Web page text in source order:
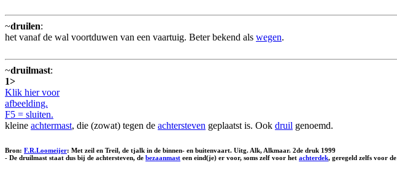
~druilen:
het vanaf de wal voortduwen van een vaartuig. Beter bekend als wegen.
~druilmast:
1>
Klik hier voor
afbeelding.
F5 = sluiten.
kleine achtermast, die (zowat) tegen de achtersteven geplaatst is. Ook druil genoemd.
Bron: F.R.Loomeijer: Met zeil en Treil, de tjalk in de binnen- en buitenvaart. Uitg. Alk, Alkmaar. 2de druk 1999
- De druilmast staat dus bij de achtersteven, de bezaanmast een eind(je) er voor, soms zelf voor het achterdek, geregeld zelfs voor de